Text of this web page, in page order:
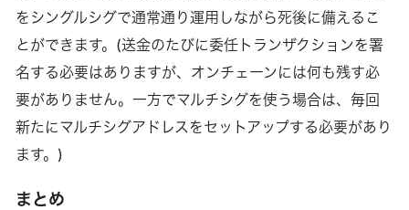
をシングルシグで通常通り運用しながら死後に備えるこ
とができます。(送金のたびに委任トランザクションを署
名する必要はありますが、オンチェーンには何も残す必
要がありません。一方でマルチシグを使う場合は、毎回
新たにマルチシグアドレスをセットアップする必要があり
ます。)
まとめ